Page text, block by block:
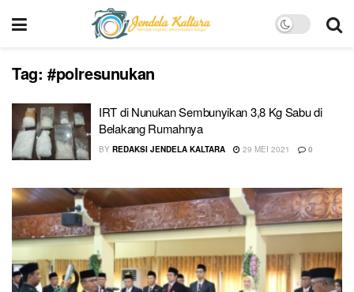
Tag: #polresunukan
IRT di Nunukan Sembunyikan 3,8 Kg Sabu di
Belakang Rumahnya
BY REDAKSI JENDELA KALTARA 29 MEI 2021 0